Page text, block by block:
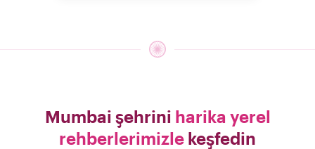
Mumbai şehrini harika yerel
rehberlerimizle keşfedin